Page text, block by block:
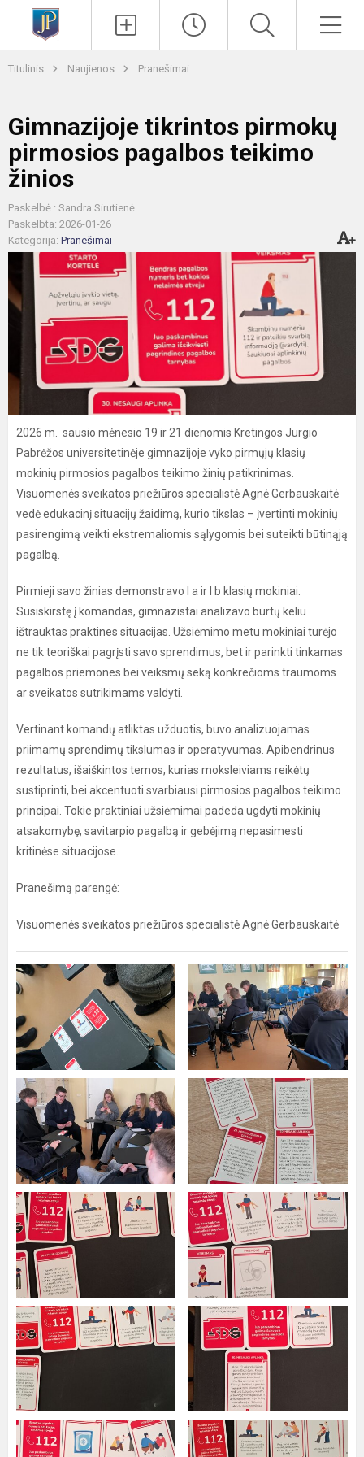
Titulinis Naujienos Pranešimai
Gimnazijoje tikrintos pirmokų
pirmosios pagalbos teikimo
žinios
Paskelbė : Sandra Sirutienė
Paskelbta: 2026-01-26
Kategorija: Pranešimai
2026 m. sausio mėnesio 19 ir 21 dienomis Kretingos Jurgio
Pabrėžos universitetinėje gimnazijoje vyko pirmųjų klasių
mokinių pirmosios pagalbos teikimo žinių patikrinimas.
Visuomenės sveikatos priežiūros specialistė Agnė Gerbauskaitė
vedė edukacinį situacijų žaidimą, kurio tikslas – įvertinti mokinių
pasirengimą veikti ekstremaliomis sąlygomis bei suteikti būtinąją
pagalbą.
Pirmieji savo žinias demonstravo I a ir I b klasių mokiniai.
Susiskirstę į komandas, gimnazistai analizavo burtų keliu
ištrauktas praktines situacijas. Užsiėmimo metu mokiniai turėjo
ne tik teoriškai pagrįsti savo sprendimus, bet ir parinkti tinkamas
pagalbos priemones bei veiksmų seką konkrečioms traumoms
ar sveikatos sutrikimams valdyti.
Vertinant komandų atliktas užduotis, buvo analizuojamas
priimamų sprendimų tikslumas ir operatyvumas. Apibendrinus
rezultatus, išaiškintos temos, kurias moksleiviams reikėtų
sustiprinti, bei akcentuoti svarbiausi pirmosios pagalbos teikimo
principai. Tokie praktiniai užsiėmimai padeda ugdyti mokinių
atsakomybę, savitarpio pagalbą ir gebėjimą nepasimesti
kritinėse situacijose.
Pranešimą parengė:
Visuomenės sveikatos priežiūros specialistė Agnė Gerbauskaitė